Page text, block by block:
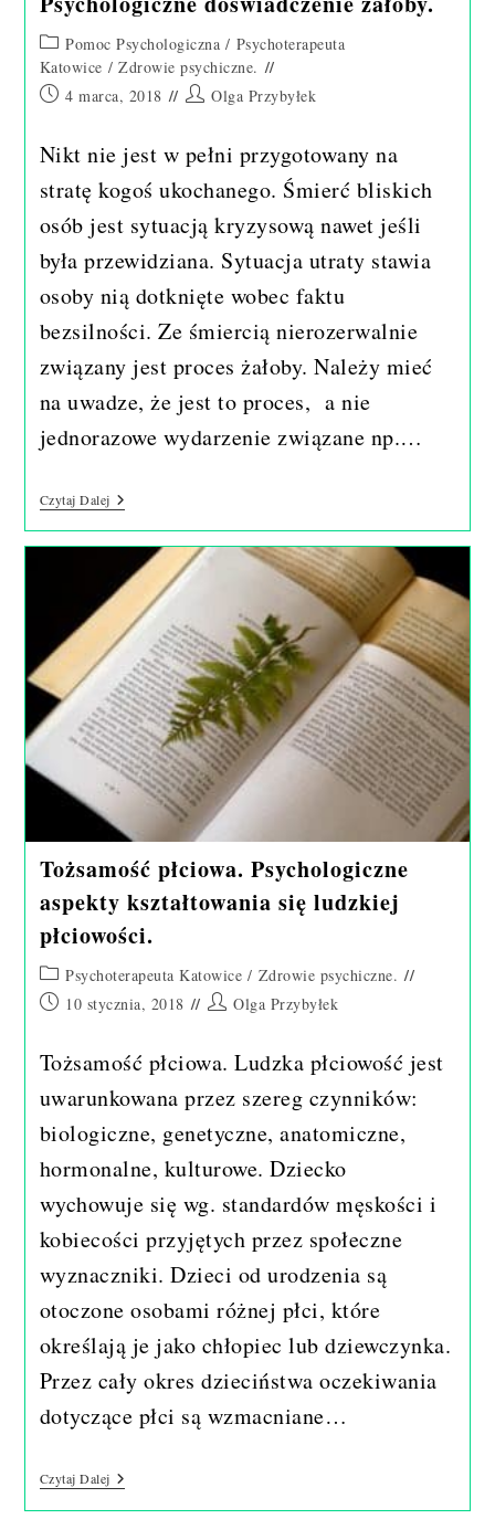
Post
category:
Pomoc Psychologiczna / Psychoterapeuta
Katowice / Zdrowie psychiczne.
Post4 marca, 2018
PostOlga Przybyłek
Nikt nie jest w pełni przygotowany na
stratę kogoś ukochanego. Śmierć bliskich
osób jest sytuacją kryzysową nawet jeśli
była przewidziana. Sytuacja utraty stawia
osoby nią dotknięte wobec faktu
bezsilności. Ze śmiercią nierozerwalnie
związany jest proces żałoby. Należy mieć
na uwadze, że jest to proces, a nie
jednorazowe wydarzenie związane np.…
Czytaj DalejPsychologiczne
Doświadczenie
Żałoby.
Tożsamość płciowa. Psychologiczne
aspekty kształtowania się ludzkiej
płciowości.
Post
category:
Psychoterapeuta Katowice / Zdrowie psychiczne.
Post 10 stycznia, 2018
PostOlga Przybyłek
Tożsamość płciowa. Ludzka płciowość jest
uwarunkowana przez szereg czynników:
biologiczne, genetyczne, anatomiczne,
hormonalne, kulturowe. Dziecko
wychowuje się wg. standardów męskości i
kobiecości przyjętych przez społeczne
wyznaczniki. Dzieci od urodzenia są
otoczone osobami różnej płci, które
określają je jako chłopiec lub dziewczynka.
Przez cały okres dzieciństwa oczekiwania
dotyczące płci są wzmacniane…
Czytaj DalejTożsamość
Płciowa.
Psychologiczne